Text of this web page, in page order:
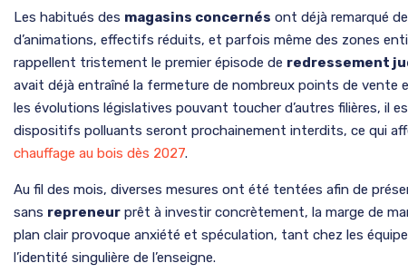
Les habitués des magasins concernés ont déjà remarqué
d’animations, effectifs réduits, et parfois même des zones
rappellent tristement le premier épisode de redressement
avait déjà entraîné la fermeture de nombreux points de vente
les évolutions législatives pouvant toucher d’autres filières, il
dispositifs polluants seront prochainement interdits, ce qui
chauffage au bois dès 2027.
Au fil des mois, diverses mesures ont été tentées afin de
sans repreneur prêt à investir concrètement, la marge de
plan clair provoque anxiété et spéculation, tant chez les
l’identité singulière de l’enseigne.